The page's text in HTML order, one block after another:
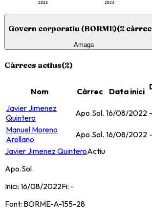
2023 2024
Govern corporatiu (BORME)(2
Amaga
Càrrecs actius(2)
Nom Càrrec Data inici
Javier Jimenez
Quintero
Apo.Sol. 16/08/2022 -
Manuel Moreno
Arellano
Apo.Sol. 16/08/2022 -
Javier Jimenez QuinteroActiu
Apo.Sol.
Inici: 16/08/2022Fi: -
Font: BORME-A-155-28